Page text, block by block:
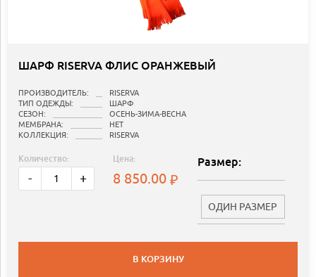
ШАРФ RISERVA ФЛИС ОРАНЖЕВЫЙ
ПРОИЗВОДИТЕЛЬ:
RISERVA
ТИП ОДЕЖДЫ:
ШАРФ
СЕЗОН:
ОСЕНЬ-ЗИМА-ВЕСНА
МЕМБРАНА:
НЕТ
КОЛЛЕКЦИЯ:
RISERVA
Количество:
- +
Цена:
8 850.00
Размер:
ОДИН РАЗМЕР
В КОРЗИНУ